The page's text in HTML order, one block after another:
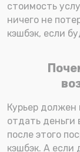
стоимость
ничего не
кэшбэк, если
Курьер должен
отдать деньги
после этого
кэшбэк. А если